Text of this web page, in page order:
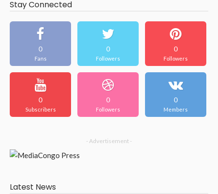
Stay Connected
0
Fans
0
Followers
0
Followers
0
Subscribers
0
Followers
0
Members
- Advertisement -
Latest News